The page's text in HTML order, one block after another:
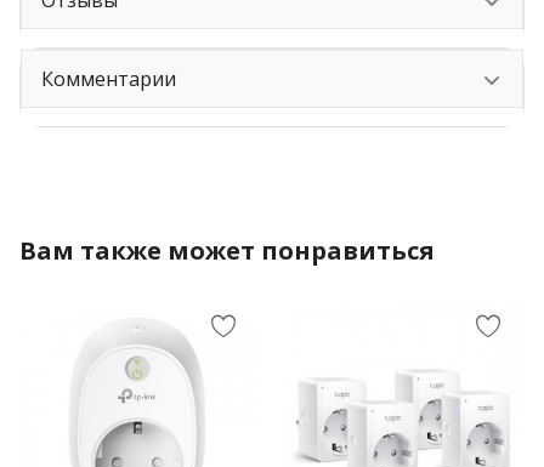
Комментарии
Вам также может понравиться